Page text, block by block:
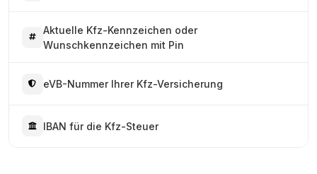
Aktuelle Kfz-Kennzeichen oder
Wunschkennzeichen mit Pin
eVB-Nummer Ihrer Kfz-Versicherung
IBAN für die Kfz-Steuer